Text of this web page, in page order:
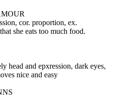
cor. proportion, ex.
she eats too much food.
head and epxression, dark eyes,
nice and easy